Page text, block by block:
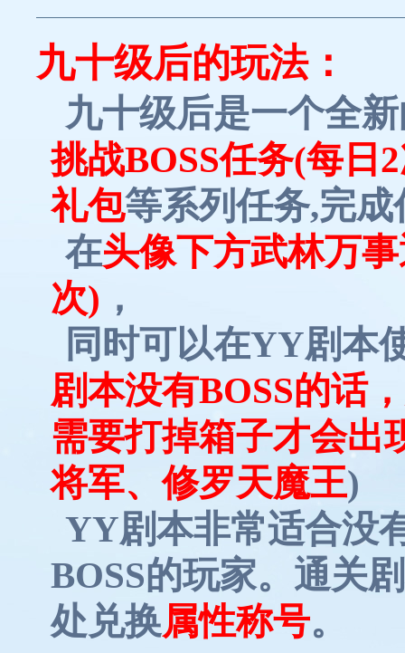
九十级后的玩法：
九十级后是一个全
挑战BOSS任务(每日
礼包等系列任务,完成
在头像下方武林万
次) ，
同时可以在YY剧本
剧本没有BOSS的话
需要打掉箱子才会出
将军、修罗天魔王)
YY剧本非常适合没
BOSS的玩家。通关
处兑换属性称号。